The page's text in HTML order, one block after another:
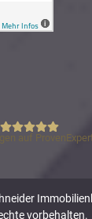
Schneider
auf
vorbehalten.